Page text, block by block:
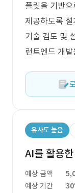
플릿을 기반
제공하도록
기술 검토 및
런트엔드 개
유사도 높음
AI를 활용
예상 금액
예상 기간
30